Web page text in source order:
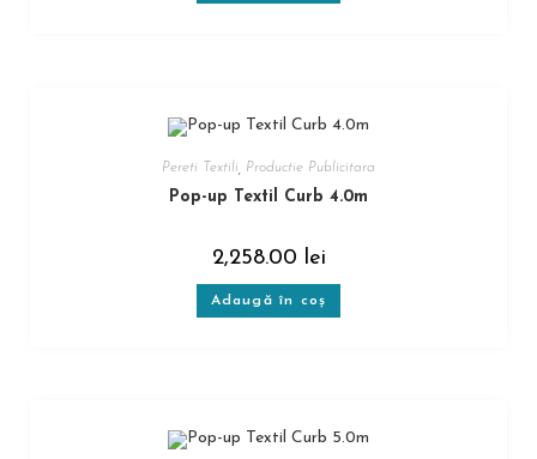
Pereti Textili Productie Publicitara
Pop-up Textil Curb 4.0m
2,258.00 lei
Adaugă în coș